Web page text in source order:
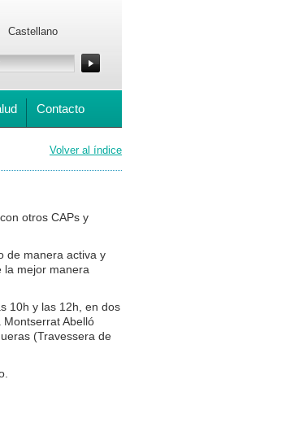
Castellano
Contacto
Volver al índice
otros CAPs y
de manera activa y
la mejor manera
10h y las 12h, en dos
Abelló
(Travessera de